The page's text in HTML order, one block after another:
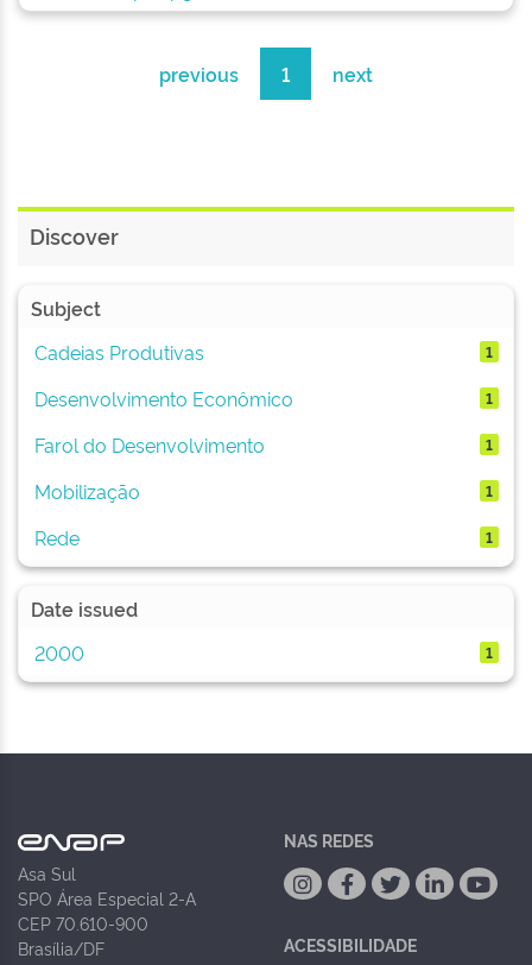
previous 1 next
Discover
Subject
Cadeias Produtivas
1
Desenvolvimento Econômico 1
Farol do Desenvolvimento 1
Mobilização 1
Rede 1
Date issued
2000
1
Asa Sul
SPO Área Especial 2-A
CEP 70.610-900
Brasília/DF
NAS REDES
ACESSIBILIDADE